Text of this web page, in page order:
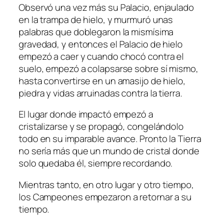
Observó una vez más su Palacio, enjaulado
en la trampa de hielo, y murmuró unas
palabras que doblegaron la mismísima
gravedad, y entonces el Palacio de hielo
empezó a caer y cuando chocó contra el
suelo, empezó a colapsarse sobre sí mismo,
hasta convertirse en un amasijo de hielo,
piedra y vidas arruinadas contra la tierra.
El lugar donde impactó empezó a
cristalizarse y se propagó, congelándolo
todo en su imparable avance. Pronto la Tierra
no sería más que un mundo de cristal donde
solo quedaba él, siempre recordando.
Mientras tanto, en otro lugar y otro tiempo,
los Campeones empezaron a retornar a su
tiempo.